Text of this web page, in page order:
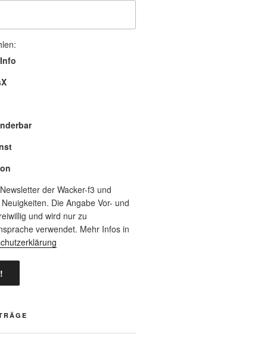
der Wacker-f3 und
Die Angabe Vor- und
und wird nur zu
verwendet. Mehr Infos in